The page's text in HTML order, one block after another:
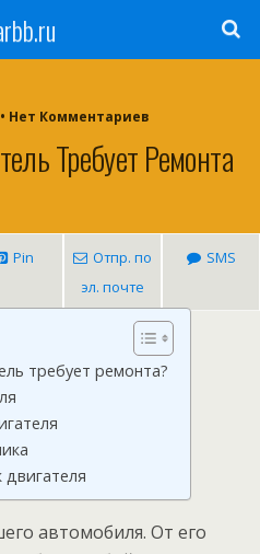
Нет Комментариев
Требует Ремонта
Pin
Отпр. по
эл. почте
SMS
требует ремонта?
автомобиля. От его